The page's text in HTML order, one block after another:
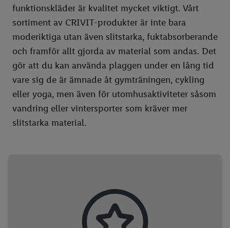
One Cake
Rybergs Charkuteri
Skånsk Chili
Stafva Mejeri
Väddö Gårdsmejeri
Östgötasvamp
funktionskläder är kvalitet mycket viktigt. Vårt
sortiment av CRIVIT-produkter är inte bara
moderiktiga utan även slitstarka, fuktabsorberande
och framför allt gjorda av material som andas. Det
gör att du kan använda plaggen under en lång tid
vare sig de är ämnade åt gymträningen, cykling
eller yoga, men även för utomhusaktiviteter såsom
vandring eller vintersporter som kräver mer
slitstarka material.